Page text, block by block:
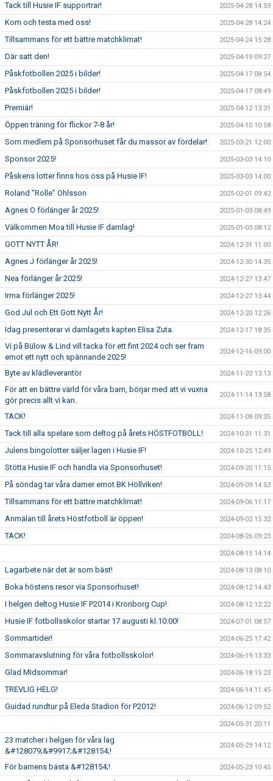
Tack till Husie IF supportrar! 2025-04-28 14:59
Kom och testa med oss! 2025-04-28 14:24
Tillsammans för ett bättre matchklimat! 2025-04-24 15:28
Där satt den! 2025-04-19 09:27
Påskfotbollen 2025 i bilder! 2025-04-17 08:54
Påskfotbollen 2025 i bilder! 2025-04-17 08:49
Premiär! 2025-04-12 13:31
Öppen träning för flickor 7-8 år! 2025-04-10 10:58
Som medlem på Sponsorhuset får du massor av fördelar! 2025-03-21 12:00
Sponsor 2025! 2025-03-03 14:10
Påskens lotter finns hos oss på Husie IF! 2025-03-03 14:00
Roland ”Rolle” Ohlsson 2025-02-01 09:42
Agnes O förlänger år 2025! 2025-01-03 08:49
Välkommen Moa till Husie IF damlag! 2025-01-03 08:12
GOTT NYTT ÅR! 2024-12-31 11:00
Agnes J förlänger år 2025! 2024-12-30 14:35
Nea förlänger år 2025! 2024-12-27 13:47
Irma förlänger 2025! 2024-12-27 13:44
God Jul och Ett Gott Nytt År! 2024-12-20 12:26
Idag presenterar vi damlagets kapten Elisa Zuta. 2024-12-17 18:35
Vi på Bülow & Lind vill tacka för ett fint 2024 och ser fram
emot ett nytt och spännande 2025!
2024-12-16 09:00
Byte av klädleverantör 2024-11-20 13:13
För att en bättre värld för våra barn, börjar med att vi vuxna
gör precis allt vi kan.
2024-11-14 13:58
TACK! 2024-11-08 09:35
Tack till alla spelare som deltog på årets HÖSTFOTBOLL! 2024-10-31 11:31
Julens bingolotter säljer lagen i Husie IF! 2024-10-25 12:49
Stötta Husie IF och handla via Sponsorhuset! 2024-09-20 11:15
På söndag tar våra damer emot BK Höllviken! 2024-09-09 14:53
Tillsammans för ett bättre matchklimat! 2024-09-06 11:17
Anmälan till årets Höstfotboll är öppen! 2024-09-02 15:32
TACK! 2024-08-26 09:23
2024-08-15 14:14
Lagarbete när det är som bäst! 2024-08-13 08:10
Boka höstens resor via Sponsorhuset! 2024-08-12 14:43
I helgen deltog Husie IF P2014 i Kronborg Cup! 2024-08-12 12:22
Husie IF fotbollsskolor startar 17 augusti kl.10:00! 2024-07-01 08:57
Sommartider! 2024-06-25 17:42
Sommaravslutning för våra fotbollsskolor! 2024-06-19 13:33
Glad Midsommar! 2024-06-18 15:23
TREVLIG HELG! 2024-06-14 11:45
Guidad rundtur på Eleda Stadion för P2012! 2024-06-12 09:52
2024-05-31 20:11
23 matcher i helgen för våra lag
&#128079;&#9917;&#128154;!
2024-05-29 14:12
För barnens bästa &#128154;! 2024-05-23 10:45